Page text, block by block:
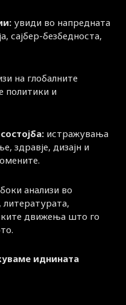
увиди во напредната
сајбер-безбедноста,
на глобалните
политики и
истражувања
здравје, дизајн и
анализи во
литературата,
движења што го
иднината